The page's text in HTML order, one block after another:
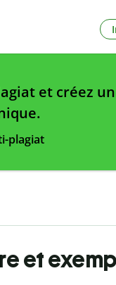
et créez un
plagiat
et